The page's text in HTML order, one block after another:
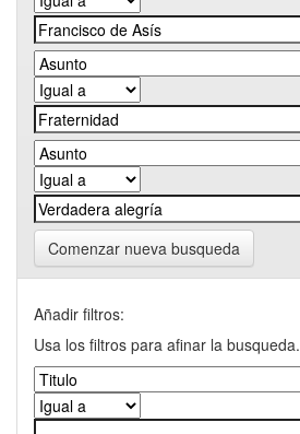
Comenzar nueva busqueda
Añadir filtros:
Usa los filtros para afinar la busqueda.